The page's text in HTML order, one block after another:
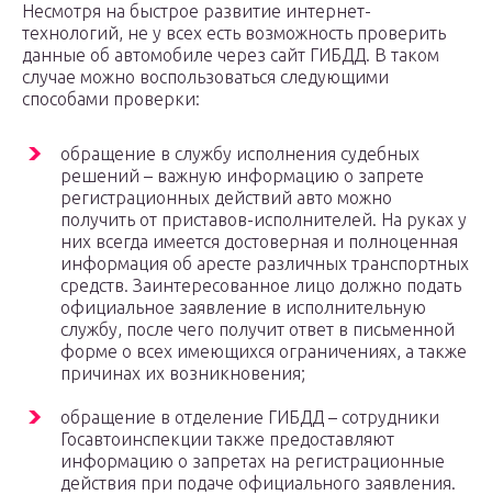
Несмотря на быстрое развитие интернет-
технологий, не у всех есть возможность проверить
данные об автомобиле через сайт ГИБДД. В таком
случае можно воспользоваться следующими
способами проверки:
обращение в службу исполнения судебных
решений – важную информацию о запрете
регистрационных действий авто можно
получить от приставов-исполнителей. На руках у
них всегда имеется достоверная и полноценная
информация об аресте различных транспортных
средств. Заинтересованное лицо должно подать
официальное заявление в исполнительную
службу, после чего получит ответ в письменной
форме о всех имеющихся ограничениях, а также
причинах их возникновения;
обращение в отделение ГИБДД – сотрудники
Госавтоинспекции также предоставляют
информацию о запретах на регистрационные
действия при подаче официального заявления.